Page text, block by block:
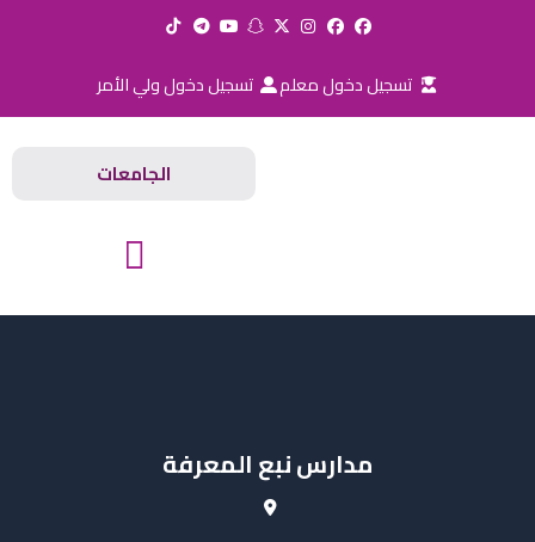
تسجيل دخول معلم تسجيل دخول ولي الأمر
الجامعات
مدارس نبع المعرفة